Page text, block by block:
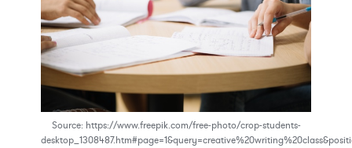
Source: https://www.freepik.com/free-photo/crop-students-